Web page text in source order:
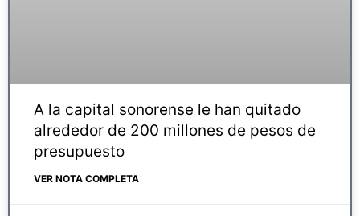
A la capital sonorense le han quitado
alrededor de 200 millones de pesos de
presupuesto
VER NOTA COMPLETA